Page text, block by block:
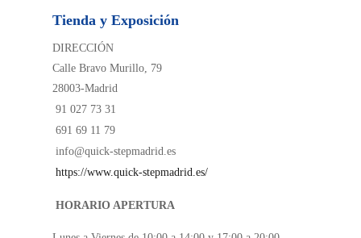
Tienda y Exposición
DIRECCIÓN
Calle Bravo Murillo, 79
28003-Madrid
91 027 73 31
691 69 11 79
info@quick-stepmadrid.es
https://www.quick-stepmadrid.es/
HORARIO APERTURA